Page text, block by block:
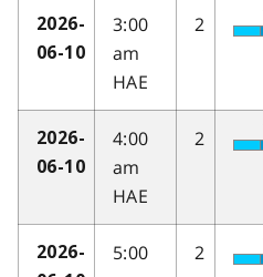
2026-
06-10
3:00
am
HAE
2
2026-
06-10
4:00
am
HAE
2
2026-
5:00
2